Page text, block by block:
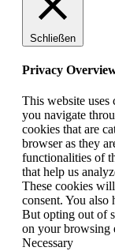
Schließen
Privacy
This website
you navigate
cookies that are
browser as they
functionalities of
that help us
These cookies
consent. You also
But opting out of
on your browsing
Necessary